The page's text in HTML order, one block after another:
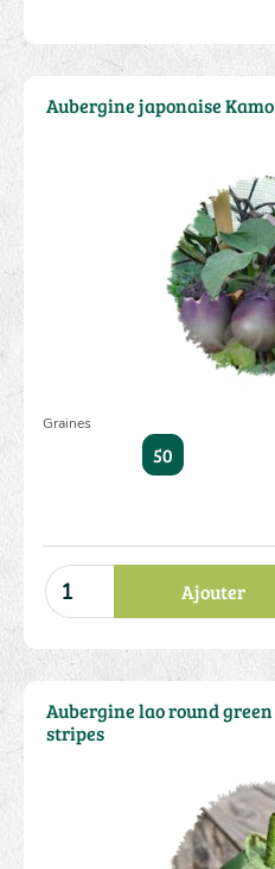
Graines
50
Ajouter
Aubergine japonaise Kamo
Aubergine lao round green
stripes